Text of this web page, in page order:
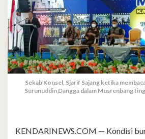
Sekab Konsel, Sjarif Sajang ketika
Surunuddin Dangga dalam Musrenbang
KENDARINEWS.COM — Kondisi